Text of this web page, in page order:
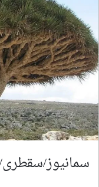
سمانيوز/